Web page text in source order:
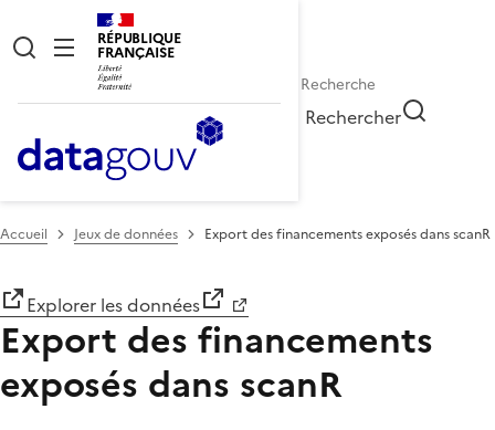
RÉPUBLIQUE
FRANÇAISE
Rechercher
Accueil Jeux de données Export des financements exposés dans scanR
Explorer les données
Export des financements
exposés dans scanR